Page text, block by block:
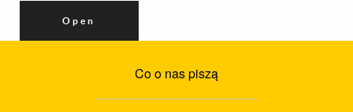
Open
Co o nas piszą